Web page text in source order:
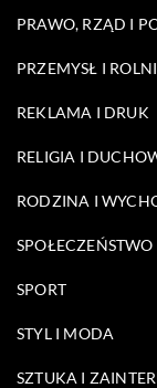
PRAWO, RZĄD I
PRZEMYSŁ I
REKLAMA I DRUK
RELIGIA I
RODZINA I
SPOŁECZEŃSTWO
SPORT
STYL I MODA
SZTUKA I